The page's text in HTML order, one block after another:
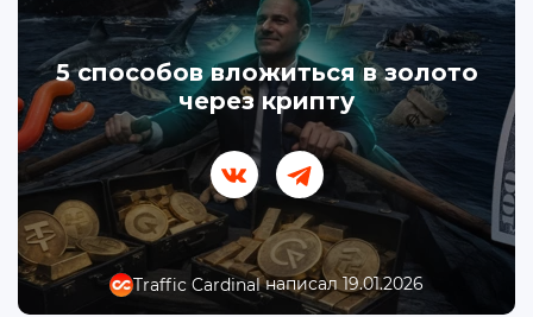
Traffic Cardinalнаписал 19.01.2026
5 способов вложиться в золото
через крипту